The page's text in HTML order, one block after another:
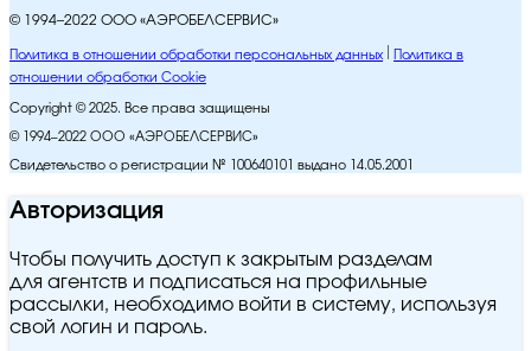
© 1994–2022 ООО «АЭРОБЕЛСЕРВИС»
Политика в отношении обработки персональных данных
Политика в
отношении обработки Cookie
Copyright © 2025. Все права защищены
© 1994–2022 ООО «АЭРОБЕЛСЕРВИС»
Свидетельство о регистрации № 100640101 выдано 14.05.2001
Авторизация
Чтобы получить доступ к закрытым разделам
для агентств и подписаться на профильные
рассылки, необходимо войти в систему, используя
свой логин и пароль.